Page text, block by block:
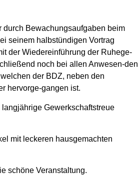
Bewachungsaufgaben beim
seinem halbstündigen Vortrag
der Wiedereinführung der Ruhege-
noch bei allen Anwesen-den
der BDZ, neben den
hervorge-gangen ist.
Gewerkschaftstreue
mit leckeren hausgemachten
schöne Veranstaltung.